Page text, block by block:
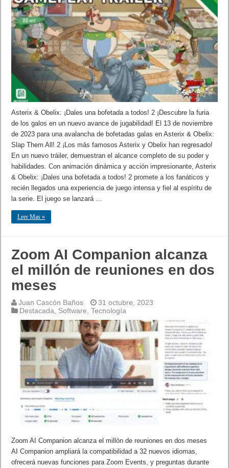
Asterix & Obelix: ¡Dales una bofetada a todos! 2 ¡Descubre la furia
de los galos en un nuevo avance de jugabilidad! El 13 de noviembre
de 2023 para una avalancha de bofetadas galas en Asterix & Obelix:
Slap Them All! 2 ¡Los más famosos Asterix y Obelix han regresado!
En un nuevo tráiler, demuestran el alcance completo de su poder y
habilidades. Con animación dinámica y acción impresionante, Asterix
& Obelix: ¡Dales una bofetada a todos! 2 promete a los fanáticos y
recién llegados una experiencia de juego intensa y fiel al espíritu de
la serie. El juego se lanzará …
Leer Mas »
Zoom AI Companion alcanza
el millón de reuniones en dos
meses
Juan Cascón Baños
31 octubre, 2023
Destacada, Software,Tecnología
Zoom AI Companion alcanza el millón de reuniones en dos meses
AI Companion ampliará la compatibilidad a 32 nuevos idiomas,
ofrecerá nuevas funciones para Zoom Events, y preguntas durante